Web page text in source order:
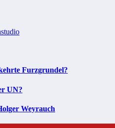
Furzgrundel?
UN?
Weyrauch